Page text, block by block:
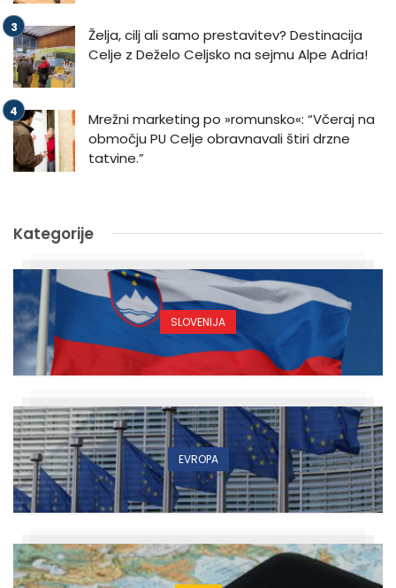
Želja, cilj ali samo prestavitev? Destinacija
Celje z Deželo Celjsko na sejmu Alpe Adria!
Mrežni marketing po »romunsko«: “Včeraj na
območju PU Celje obravnavali štiri drzne
tatvine.”
Kategorije
SLOVENIJA
EVROPA